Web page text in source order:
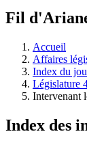
découvrir
l'Assemblée
législative.
Fil
Accueil
Affaires
Index du
Législature
Intervenant
Index des